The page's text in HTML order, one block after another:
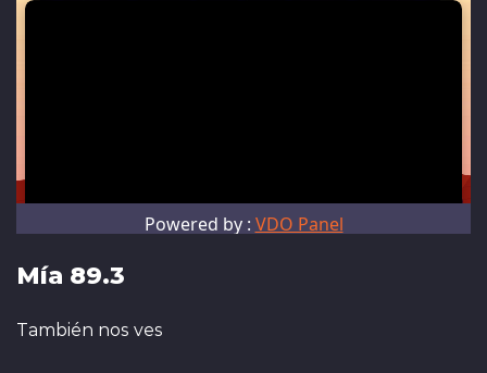
Mía 89.3
También nos ves